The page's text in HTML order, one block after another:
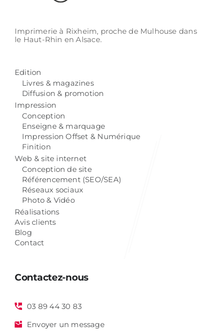
Imprimerie à Rixheim, proche de Mulhouse dans
le Haut-Rhin en Alsace.
Edition
Livres & magazines
Diffusion & promotion
Impression
Conception
Enseigne & marquage
Impression Offset & Numérique
Finition
Web & site internet
Conception de site
Référencement (SEO/SEA)
Réseaux sociaux
Photo & Vidéo
Réalisations
Avis clients
Blog
Contact
Contactez-nous
03 89 44 30 83
Envoyer un message